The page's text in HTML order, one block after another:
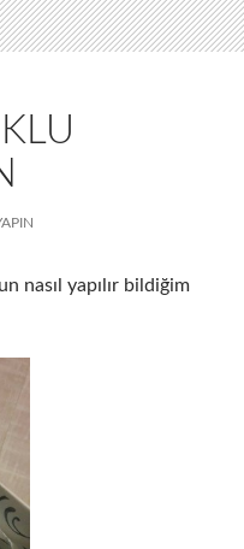
nasıl yapılır bildiğim